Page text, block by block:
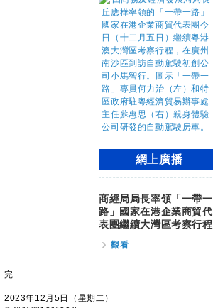
網上廣播
商經局局長率領「一帶一
路」國家在港企業商貿代
表團繼續大灣區考察行程
觀看
完
2023年12月5日（星期二）